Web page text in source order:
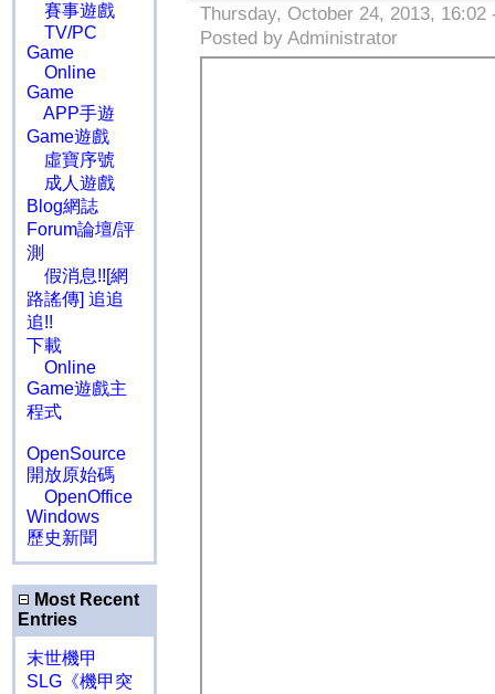
賽事遊戲
TV/PC
Game
Online
Game
APP手遊
Game遊戲
虛寶序號
成人遊戲
Blog網誌
Forum論壇/評
測
假消息!![網
路謠傳] 追追
追!!
下載
Online
Game遊戲主
程式
OpenSource
開放原始碼
OpenOffice
Windows
歷史新聞
Most Recent
Entries
末世機甲
SLG《機甲突
Thursday, October 24, 2013,
Posted by Administrator